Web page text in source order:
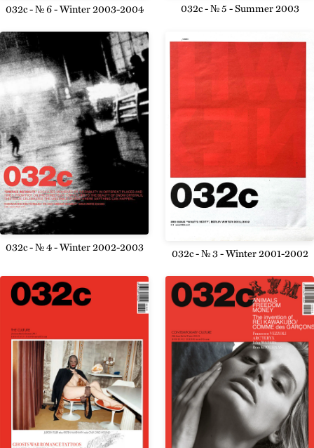
032c - № 6 - Winter 2003-2004 032c - № 5 - Summer 2003
032c - № 4 - Winter 2002-2003 032c - № 3 - Winter 2001-2002